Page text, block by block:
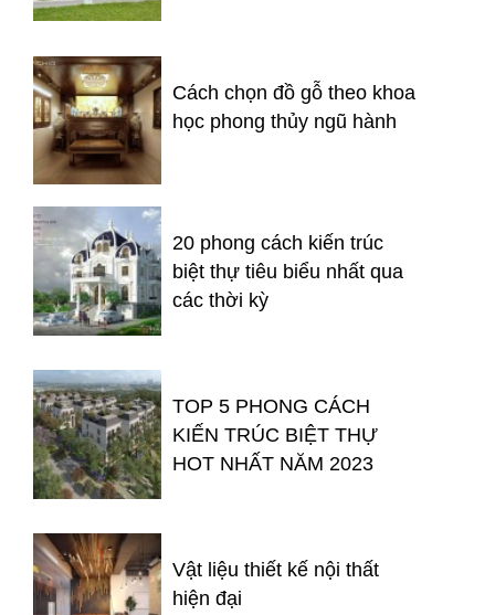
Cách chọn đồ gỗ theo khoa
học phong thủy ngũ hành
20 phong cách kiến trúc
biệt thự tiêu biểu nhất qua
các thời kỳ
TOP 5 PHONG CÁCH
KIẾN TRÚC BIỆT THỰ
HOT NHẤT NĂM 2023
Vật liệu thiết kế nội thất
hiện đại